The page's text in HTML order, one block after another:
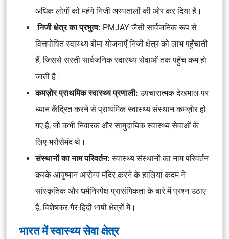
अधिक लोगों को महंगे निजी अस्पतालों की ओर कर दिया है।
निजी क्षेत्र का प्रभुत्व: PMJAY जैसी सार्वजनिक रूप से
वित्तपोषित स्वास्थ्य बीमा योजनाएँ निजी क्षेत्र को लाभ पहुँचाती
हैं, जिससे सस्ती सार्वजनिक स्वास्थ्य सेवाओं तक पहुँच कम हो
जाती है।
कमज़ोर प्राथमिक स्वास्थ्य प्रणाली:उपचारात्मक देखभाल पर
ध्यान केंद्रित करने से प्राथमिक स्वास्थ्य संस्थान कमज़ोर हो
गए हैं, जो कभी निवारक और सामुदायिक स्वास्थ्य सेवाओं के
लिए भरोसेमंद थे।
संस्थानों का नाम परिवर्तन:स्वास्थ्य संस्थानों का नाम परिवर्तन
करके आयुष्मान आरोग्य मंदिर करने के हालिया कदम ने
सांस्कृतिक और धर्मनिरपेक्ष प्रासंगिकता के बारे में प्रश्न उठाए
हैं, विशेषकर गैर-हिंदी भाषी क्षेत्रों में।
भारत में स्वास्थ्य सेवा क्षेत्र